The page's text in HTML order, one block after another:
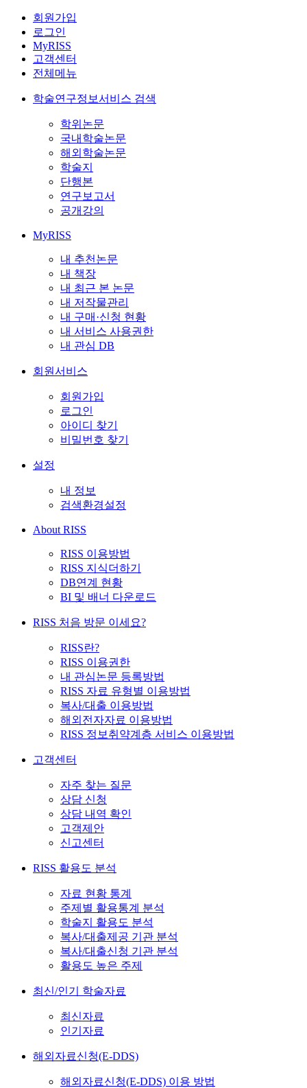
회원가입
로그인
MyRISS
고객센터
전체메뉴
학술연구정보서비스 검색
학위논문
국내학술논문
해외학술논문
학술지
단행본
연구보고서
공개강의
MyRISS
내 추천논문
내 책장
내 최근 본 논문
내 저작물관리
내 구매·신청 현황
내 서비스 사용권한
내 관심 DB
회원서비스
회원가입
로그인
아이디 찾기
비밀번호 찾기
설정
내 정보
검색환경설정
About RISS
RISS 이용방법
RISS 지식더하기
DB연계 현황
BI 및 배너 다운로드
RISS 처음 방문 이세요?
RISS란?
RISS 이용권한
내 관심논문 등록방법
RISS 자료 유형별 이용방법
복사/대출 이용방법
해외전자자료 이용방법
RISS 정보취약계층 서비스 이용방법
고객센터
자주 찾는 질문
상담 신청
상담 내역 확인
고객제안
신고센터
RISS 활용도 분석
자료 현황 통계
주제별 활용통계 분석
학술지 활용도 분석
복사/대출제공 기관 분석
복사/대출신청 기관 분석
활용도 높은 주제
최신/인기 학술자료
최신자료
인기자료
해외자료신청(E-DDS)
해외자료신청(E-DDS) 이용 방법